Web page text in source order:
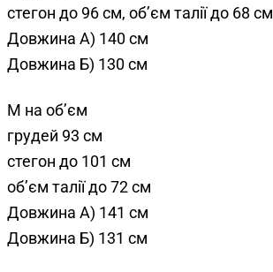
стегон до 96 см, об’єм талії до 68 см
Довжина А) 140 см
Довжина Б) 130 см
М на об’єм
грудей 93 см
стегон до 101 см
об’єм талії до 72 см
Довжина А) 141 см
Довжина Б) 131 см